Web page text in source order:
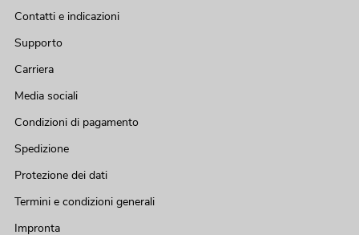
Contatti e indicazioni
Supporto
Carriera
Media sociali
Condizioni di pagamento
Spedizione
Protezione dei dati
Termini e condizioni generali
Impronta